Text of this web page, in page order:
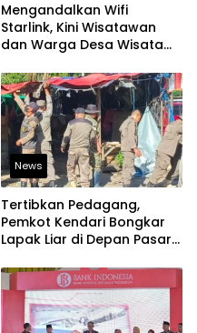
Mengandalkan Wifi
Starlink, Kini Wisatawan
dan Warga Desa Wisata
Mengakses Transaksi
Digital
News
Tertibkan Pedagang,
Pemkot Kendari Bongkar
Lapak Liar di Depan Pasar